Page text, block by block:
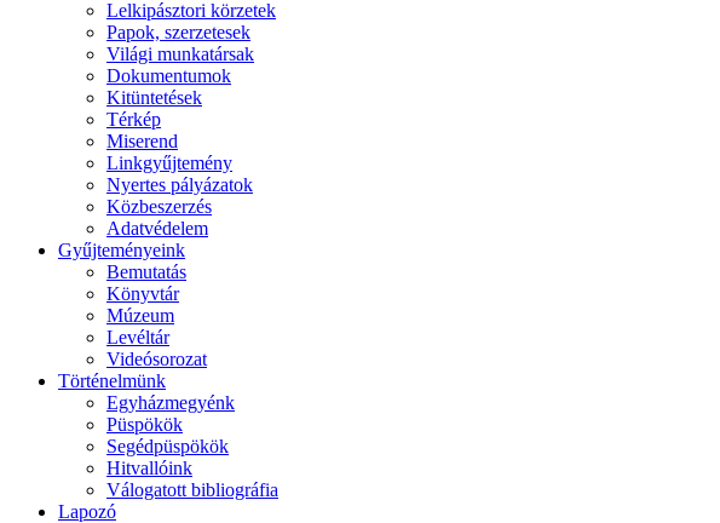
Lelkipásztori körzetek
Papok, szerzetesek
Világi munkatársak
Dokumentumok
Kitüntetések
Térkép
Miserend
Linkgyűjtemény
Nyertes pályázatok
Közbeszerzés
Adatvédelem
Gyűjteményeink
Bemutatás
Könyvtár
Múzeum
Levéltár
Videósorozat
Történelmünk
Egyházmegyénk
Püspökök
Segédpüspökök
Hitvallóink
Válogatott bibliográfia
Lapozó